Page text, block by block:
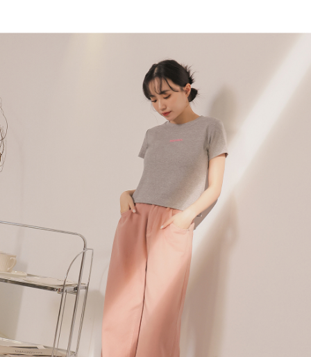
Pembayaran ansuran melalui OP Pay Later akan dibilkan secara
berasingan dan tidak termasuk dalam bil telekom anda. SMS peringatan
pembayaran akan dihantar selepas kitaran bil bulanan.
Selepas mengakses bil melalui pautan dalam SMS, anda boleh
menyelesaikan pembayaran anda melalui salah satu saluran berikut: kod
bar kedai serbaneka, kedai runcit Taiwan Mobile, pemindahan bank,
Perkhidmatan ini disediakan oleh Taiwan Mobile Co., Ltd. (“Syarikat”),
yang membolehkan pelanggan membeli barangan atau perkhidmatan
melalui perkhidmatan ini pada masa transaksi. Hasil daripada pembelian
atau pembayaran ansuran akan dipindahkan oleh peniaga kepada
Syarikat, dan pelanggan hendaklah membuat pembayaran mengikut
perjanjian menggunakan sistem bil Syarikat.
Untuk memenuhi hubungan kontrak yang terjalin melalui persetujuan
penggunaan OP Pay Later, peniaga akan memberikan maklumat peribadi
anda (termasuk nama, nombor telefon, atau alamat) kepada Syarikat bagi
tujuan pengumpulan, pemprosesan dan penggunaan data yang
diperlukan untuk pengebilan ansuran, termasuk pengesahan,
sehingga 45 hari.
Tempoh pembayaran dikira dari masa kedai meminta pembayaran anda,
ditambah dengan bilangan hari yang boleh dilanjutkan oleh AFTEE. Anda
boleh melanjutkan tempoh pembayaran anda sebelum anda menerima
pesanan. Walau bagaimanapun, tiada jaminan bahawa anda boleh
menerima pesanan anda semasa tempoh pembayaran (cth.: produk
prapesanan atau produk yang mungkin mengambil masa yang lebih
lama untuk dihantar). Oleh itu, anda dikehendaki membuat pembayaran
kepada AFTEE dalam tempoh sama ada anda menerima pesanan.
1. Jumlah yang diperakui untuk pengguna kali pertama boleh sehingga
NT$10,000. Amaun diperakui sebenar yang diluluskan akan berdasarkan
keputusan pensijilan dan semakan oleh AFTEE.
2. Amaun perbelanjaan minimum mestilah lebih besar daripada NT$20.
3. Pada masa ini hanya tersedia untuk ahli Taiwan.
Ketiga, Syarat Perkhidmatan
Perkhidmatan AFTEE Beli Sekarang Bayar Kemudian disediakan oleh NP
Taiwan, Inc. dan AFTEE akan membuat bil kepada pengguna. AFTEE
akan menggunakan data peribadi yang dikumpul (termasuk nama
pembeli, no. telefon, nama penerima, no. telefon, alamat penerima) untuk
penggunaan perkhidmatan. Sila rujuk kepada "Penyata Pengumpulan
Data Peribadi, Pemprosesan, Penggunaan"
(https://aftee.tw/privacypolicy/
) untuk maklumat lanjut.
NT$60/pesanan | Penghantaran percuma untuk pesanan
NT$60/pesanan | Penghantaran percuma untuk pesanan
宅配
NT$100/pesanan | Penghantaran percuma untuk pesanan
NT$2,500 atau lebih
國家/地區配送